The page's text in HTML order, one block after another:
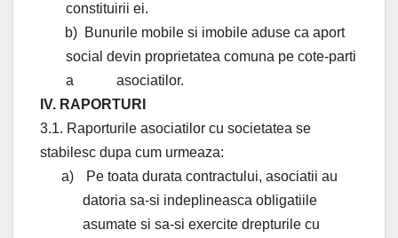
constituirii ei.
b) Bunurile mobile si imobile aduse ca aport
social devin proprietatea comuna pe cote-parti
a
asociatilor.
IV. RAPORTURI
3.1. Raporturile asociatilor cu societatea se
stabilesc dupa cum urmeaza:
a)
Pe toata durata contractului, asociatii au
datoria sa-si indeplineasca obligatiile
asumate si sa-si exercite drepturile cu